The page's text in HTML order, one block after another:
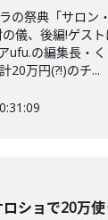
の祭典「サロン
儀、後編!ゲス
ufu.の編集長・
20万円(?!)のチ...
ロショで20万